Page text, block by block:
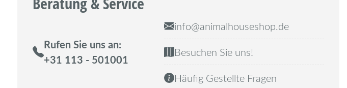
Rufen Sie uns an:
+31 113 - 501001
info@animalhouseshop.de
Besuchen Sie uns!
Häufig Gestellte Fragen